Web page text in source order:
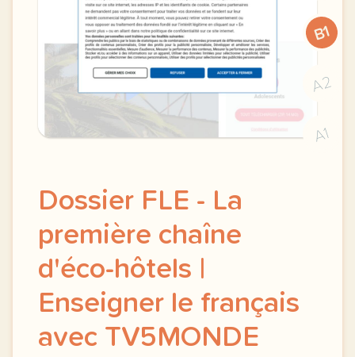
B1
A2
A1
Dossier FLE - La
première chaîne
d'éco-hôtels |
Enseigner le français
avec TV5MONDE